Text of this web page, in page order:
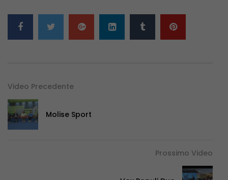
Video Precedente
Molise Sport
Prossimo Video